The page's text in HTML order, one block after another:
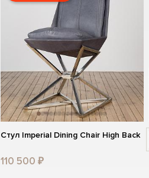
Стул Imperial Dining Chair High Back
110 500 ₽